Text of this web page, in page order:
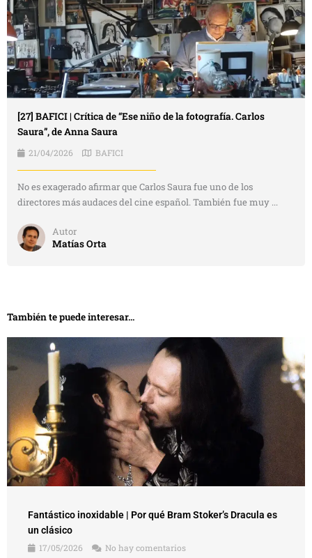
[27] BAFICI | Crítica de “Ese niño de la fotografía. Carlos
Saura”, de Anna Saura
21/04/2026 BAFICI
No es exagerado afirmar que Carlos Saura fue uno de los
directores más audaces del cine español. También fue muy ...
Autor
Matías Orta
También te puede interesar...
Fantástico inoxidable | Por qué Bram Stoker’s Dracula es
un clásico
17/05/2026
No hay comentarios